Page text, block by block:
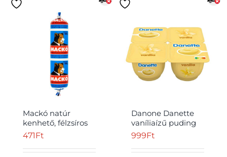
Mackó natúr
kenhető, félzsíros
ömlesztett sajt 100
471Ft
Danone Danette
vaníliaízű puding
125 g
999Ft